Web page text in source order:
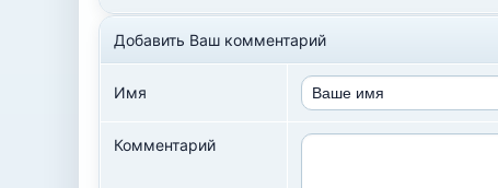
Добавить Ваш комментарий
Имя
Комментарий